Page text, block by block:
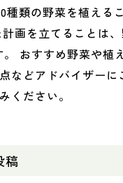
種類の野菜を植える
画を立てることは、
。 おすすめ野菜や植
などアドバイザーに
ください。
稿